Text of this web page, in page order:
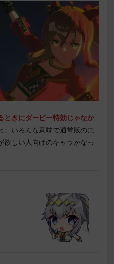
ときにダービー特効じゃなか
、いろんな意味で通常版のほ
欲しい人向けのキャラかなっ